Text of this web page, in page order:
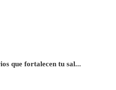
que fortalecen tu sal...